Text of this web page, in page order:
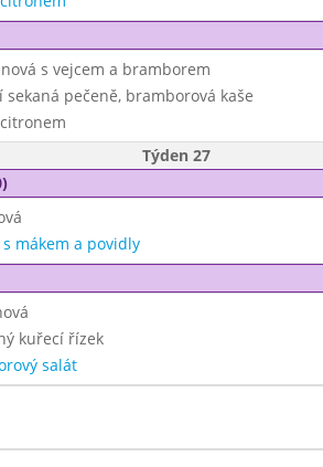
s vejcem a bramborem
sekaná pečeně, bramborová kaše
Týden 27
mákem a povidly
kuřecí řízek
salát